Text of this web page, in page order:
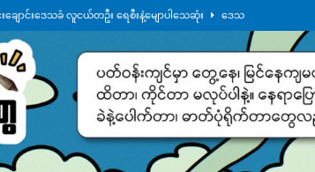
ောင်းဒေသခံ လူငယ်တဦး ရေစီးနဲ့မျောပါသေဆုံး ဒေသ
တွေ ပြတ်တောက်နေ ဒေသအလိုက် သတင်းကဏ္ဍ
တိုက်ဖြစ် ဒေသအလိုက် သတင်းကဏ္ဍ
ယား ဝေဖန် နိုင်ငံတကာရေးရာ
းချောင်းမြို့ကို ရေစတင်ရောက်ရှိ ဒေသအလိုက် သတင်း